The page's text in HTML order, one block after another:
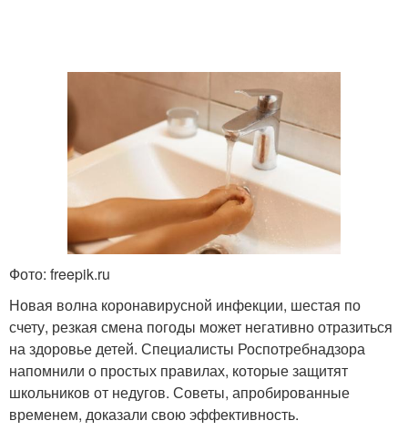
Фото: freepik.ru
Новая волна коронавирусной инфекции, шестая по
счету, резкая смена погоды может негативно отразиться
на здоровье детей. Специалисты Роспотребнадзора
напомнили о простых правилах, которые защитят
школьников от недугов. Советы, апробированные
временем, доказали свою эффективность.